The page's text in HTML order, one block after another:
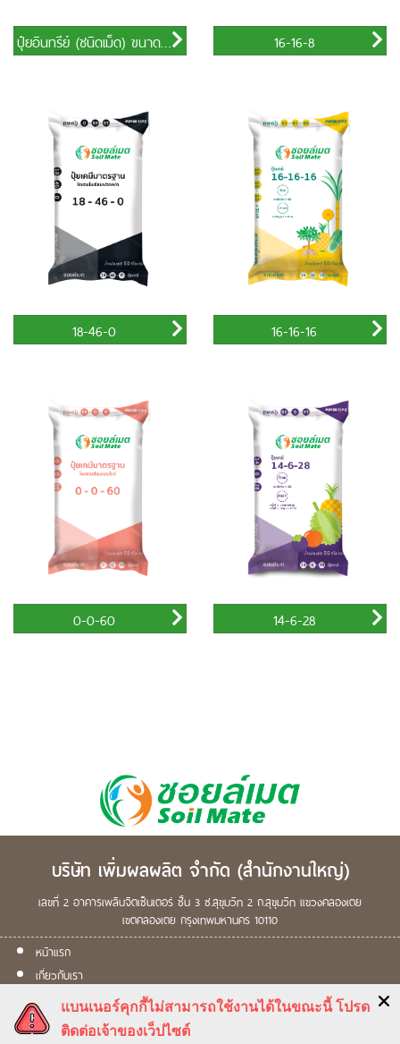
ปุ๋ยอินทรีย์ (ชนิดเม็ด) ขนาด 50 กิโลกรัม 16-16-8
18-46-0 16-16-16
0-0-60 14-6-28
บริษัท เพิ่มผลผลิต จำกัด (สำนักงานใหญ่)
เลขที่ 2 อาคารเพลินจิตเซ็นเตอร์ ชั้น 3 ซ.สุขุมวิท 2 ถ.สุขุมวิท แขวงคลองเตย
เขตคลองเตย กรุงเทพมหานคร 10110
หน้าแรก
เกี่ยวกับเรา
การดูแลพืช
แบนเนอร์คุกกี้ไม่สามารถใช้งานได้ในขณะนี้ โปรด
ติดต่อเจ้าของเว็ปไซต์